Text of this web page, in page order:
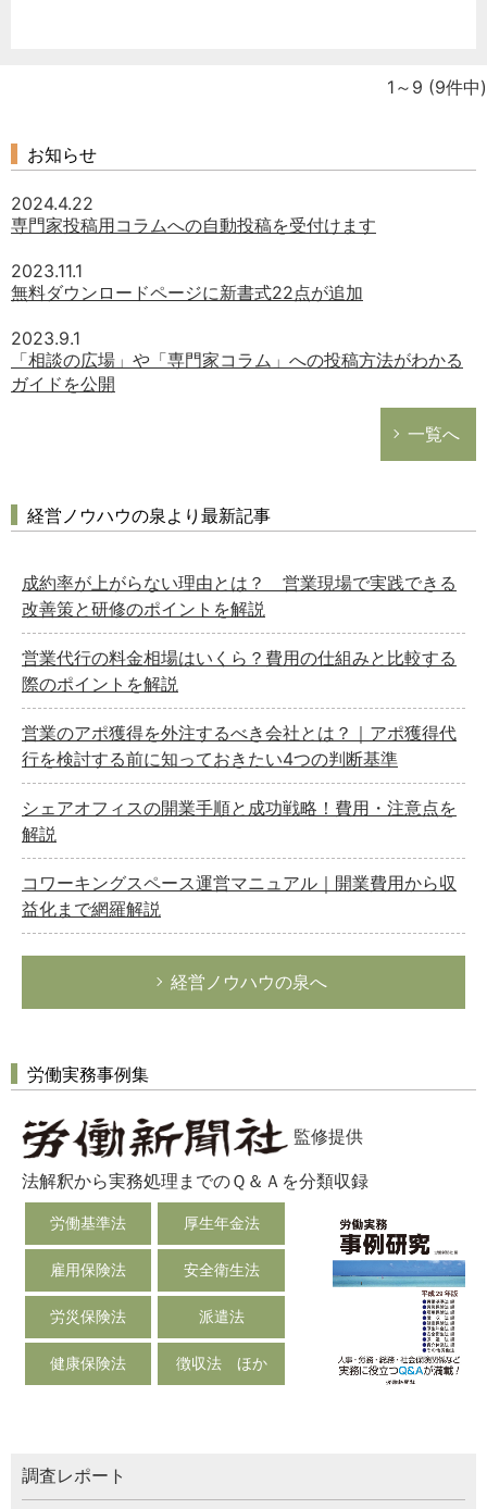
1～9 (9件中)
お知らせ
2024.4.22
専門家投稿用コラムへの自動投稿を受付けます
2023.11.1
無料ダウンロードページに新書式22点が追加
2023.9.1
「相談の広場」や「専門家コラム」への投稿方法がわかる
ガイドを公開
一覧へ
経営ノウハウの泉より最新記事
成約率が上がらない理由とは？ 営業現場で実践できる
改善策と研修のポイントを解説
営業代行の料金相場はいくら？費用の仕組みと比較する
際のポイントを解説
営業のアポ獲得を外注するべき会社とは？｜アポ獲得代
行を検討する前に知っておきたい4つの判断基準
シェアオフィスの開業手順と成功戦略！費用・注意点を
解説
コワーキングスペース運営マニュアル｜開業費用から収
益化まで網羅解説
経営ノウハウの泉へ
労働実務事例集
監修提供
法解釈から実務処理までのＱ＆Ａを分類収録
労働基準法 厚生年金法
雇用保険法 安全衛生法
労災保険法 派遣法
健康保険法 徴収法 ほか
調査レポート